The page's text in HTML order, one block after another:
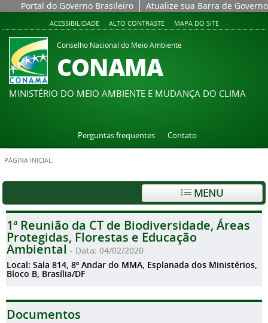
Portal do Governo Brasileiro Atualize sua Barra de Governo
ACESSIBILIDADE ALTO CONTRASTE MAPA DO SITE
Conselho Nacional do Meio Ambiente
CONAMA
MINISTÉRIO DO MEIO AMBIENTE E MUDANÇA DO CLIMA
Perguntas frequentes Contato
PÁGINA INICIAL
MENU
1ª Reunião da CT de Biodiversidade, Áreas
Protegidas, Florestas e Educação
Ambiental - Data: 04/02/2020
Local: Sala 814, 8ª Andar do MMA, Esplanada dos Ministérios,
Bloco B, Brasília/DF
Documentos